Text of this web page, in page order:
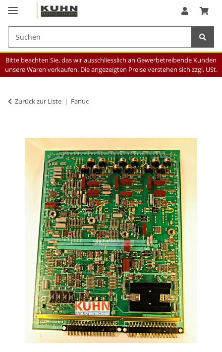
Bitte beachten Sie, das wir ausschliesslich an Gewerbetreibende Kunden
unsere Waren verkaufen. Die angezeigten Preise verstehen sich zzgl. USt.
Zurück zur Liste Fanuc